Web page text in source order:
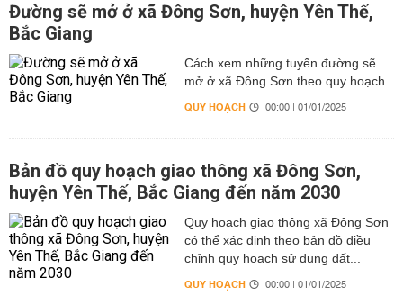
Đường sẽ mở ở xã Đông Sơn, huyện Yên Thế,
Bắc Giang
Cách xem những tuyến đường sẽ
mở ở xã Đông Sơn theo quy hoạch.
QUY HOẠCH 00:00 | 01/01/2025
Bản đồ quy hoạch giao thông xã Đông Sơn,
huyện Yên Thế, Bắc Giang đến năm 2030
Quy hoạch giao thông xã Đông Sơn
có thể xác định theo bản đồ điều
chỉnh quy hoạch sử dụng đất...
QUY HOẠCH 00:00 | 01/01/2025